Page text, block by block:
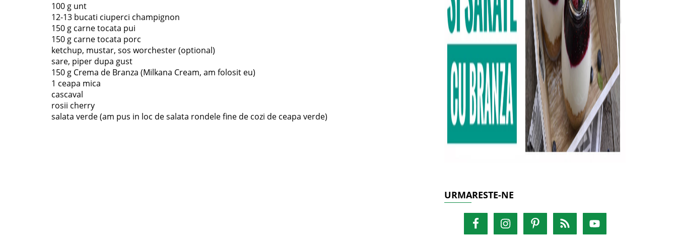
100 g unt
12-13 bucati ciuperci champignon
150 g carne tocata pui
150 g carne tocata porc
ketchup, mustar, sos worchester (optional)
sare, piper dupa gust
150 g Crema de Branza (Milkana Cream, am folosit eu)
1 ceapa mica
cascaval
rosii cherry
salata verde (am pus in loc de salata rondele fine de cozi de ceapa verde)
URMARESTE-NE